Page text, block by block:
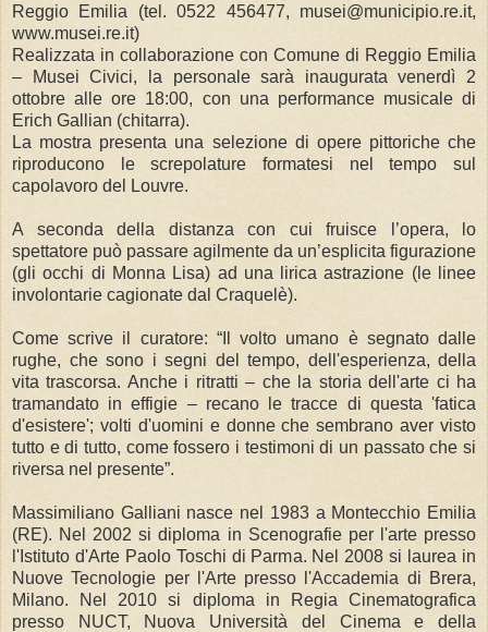
Reggio Emilia (tel. 0522 456477, musei@municipio.re.it,
www.musei.re.it)
Realizzata in collaborazione con Comune di Reggio Emilia
– Musei Civici, la personale sarà inaugurata venerdì 2
ottobre alle ore 18:00, con una performance musicale di
Erich Gallian (chitarra).
La mostra presenta una selezione di opere pittoriche che
riproducono le screpolature formatesi nel tempo sul
capolavoro del Louvre.
A seconda della distanza con cui fruisce l’opera, lo
spettatore può passare agilmente da un’esplicita figurazione
(gli occhi di Monna Lisa) ad una lirica astrazione (le linee
involontarie cagionate dal Craquelè).
Come scrive il curatore: “Il volto umano è segnato dalle
rughe, che sono i segni del tempo, dell'esperienza, della
vita trascorsa. Anche i ritratti – che la storia dell'arte ci ha
tramandato in effigie – recano le tracce di questa 'fatica
d'esistere'; volti d'uomini e donne che sembrano aver visto
tutto e di tutto, come fossero i testimoni di un passato che si
riversa nel presente”.
Massimiliano Galliani nasce nel 1983 a Montecchio Emilia
(RE). Nel 2002 si diploma in Scenografie per l'arte presso
l'Istituto d'Arte Paolo Toschi di Parma. Nel 2008 si laurea in
Nuove Tecnologie per l'Arte presso l'Accademia di Brera,
Milano. Nel 2010 si diploma in Regia Cinematografica
presso NUCT, Nuova Università del Cinema e della